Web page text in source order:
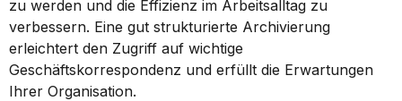
zu werden und die Effizienz im Arbeitsalltag zu
verbessern. Eine gut strukturierte Archivierung
erleichtert den Zugriff auf wichtige
Geschäftskorrespondenz und erfüllt die Erwartungen
Ihrer Organisation.